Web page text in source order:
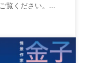
覧ください。...